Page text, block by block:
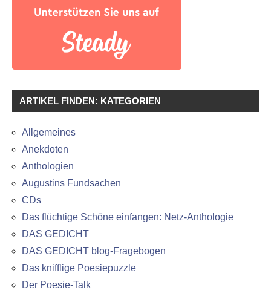
ARTIKEL FINDEN: KATEGORIEN
Allgemeines
Anekdoten
Anthologien
Augustins Fundsachen
CDs
Das flüchtige Schöne einfangen: Netz-Anthologie
DAS GEDICHT
DAS GEDICHT blog-Fragebogen
Das knifflige Poesiepuzzle
Der Poesie-Talk